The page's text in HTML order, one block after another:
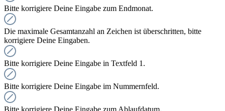
Bitte korrigiere Deine Eingabe zum Endmonat.
Die maximale Gesamtanzahl an Zeichen ist überschritten, bitte
korrigiere Deine Eingaben.
Bitte korrigiere Deine Eingabe in Textfeld 1.
Bitte korrigiere Deine Eingabe im Nummernfeld.
Bitte korrigiere Deine Eingabe zum Ablaufdatum.